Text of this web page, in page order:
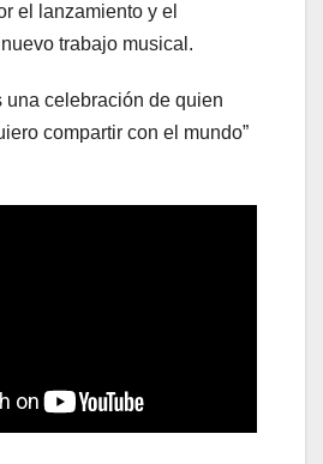
el lanzamiento y el
trabajo musical.
una celebración de quien
compartir con el mundo”